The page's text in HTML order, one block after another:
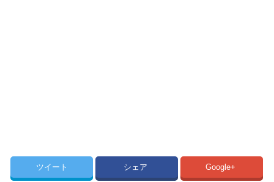
ツイート シェア Google+